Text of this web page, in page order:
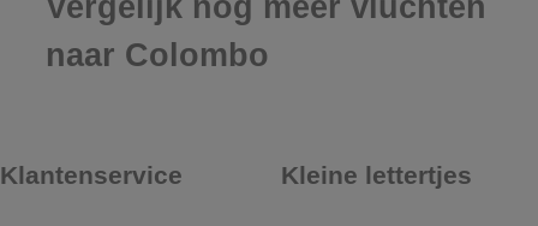
Vergelijk nog meer vluchten
naar Colombo
Klantenservice Kleine lettertjes